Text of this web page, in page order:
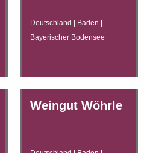
Deutschland | Baden |
Bayerischer Bodensee
Weingut Wöhrle